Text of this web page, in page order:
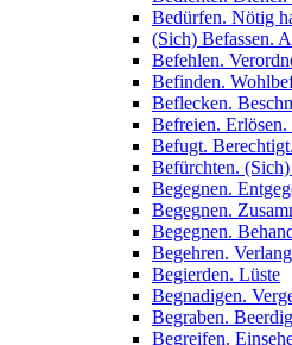
Bedürfen. Nötig
(Sich) Befassen.
Befehlen.
Befinden.
Beflecken.
Befreien. Erlösen.
Befugt.
Befürchten.
Begegnen.
Begegnen.
Begegnen.
Begehren.
Begierden. Lüste
Begnadigen.
Begraben.
Begreifen.